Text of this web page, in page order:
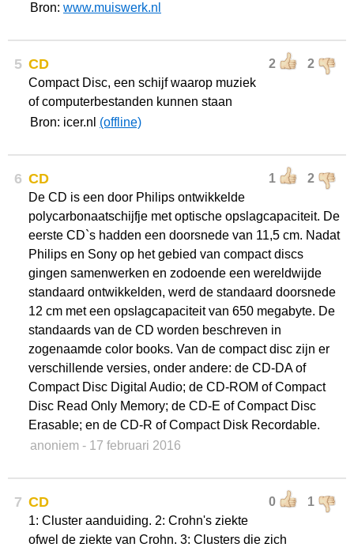
Bron: www.muiswerk.nl
5 2 2
CD
Compact Disc, een schijf waarop muziek
of computerbestanden kunnen staan
Bron: icer.nl (offline)
6 1 2
CD
De CD is een door Philips ontwikkelde
polycarbonaatschijfje met optische opslagcapaciteit. De
eerste CD`s hadden een doorsnede van 11,5 cm. Nadat
Philips en Sony op het gebied van compact discs
gingen samenwerken en zodoende een wereldwijde
standaard ontwikkelden, werd de standaard doorsnede
12 cm met een opslagcapaciteit van 650 megabyte. De
standaards van de CD worden beschreven in
zogenaamde color books. Van de compact disc zijn er
verschillende versies, onder andere: de CD-DA of
Compact Disc Digital Audio; de CD-ROM of Compact
Disc Read Only Memory; de CD-E of Compact Disc
Erasable; en de CD-R of Compact Disk Recordable.
anoniem - 17 februari 2016
7 0 1
CD
1: Cluster aanduiding. 2: Crohn's ziekte
ofwel de ziekte van Crohn. 3: Clusters die zich